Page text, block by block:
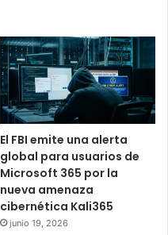
El FBI emite una alerta
global para usuarios de
Microsoft 365 por la
nueva amenaza
cibernética Kali365
junio 19, 2026